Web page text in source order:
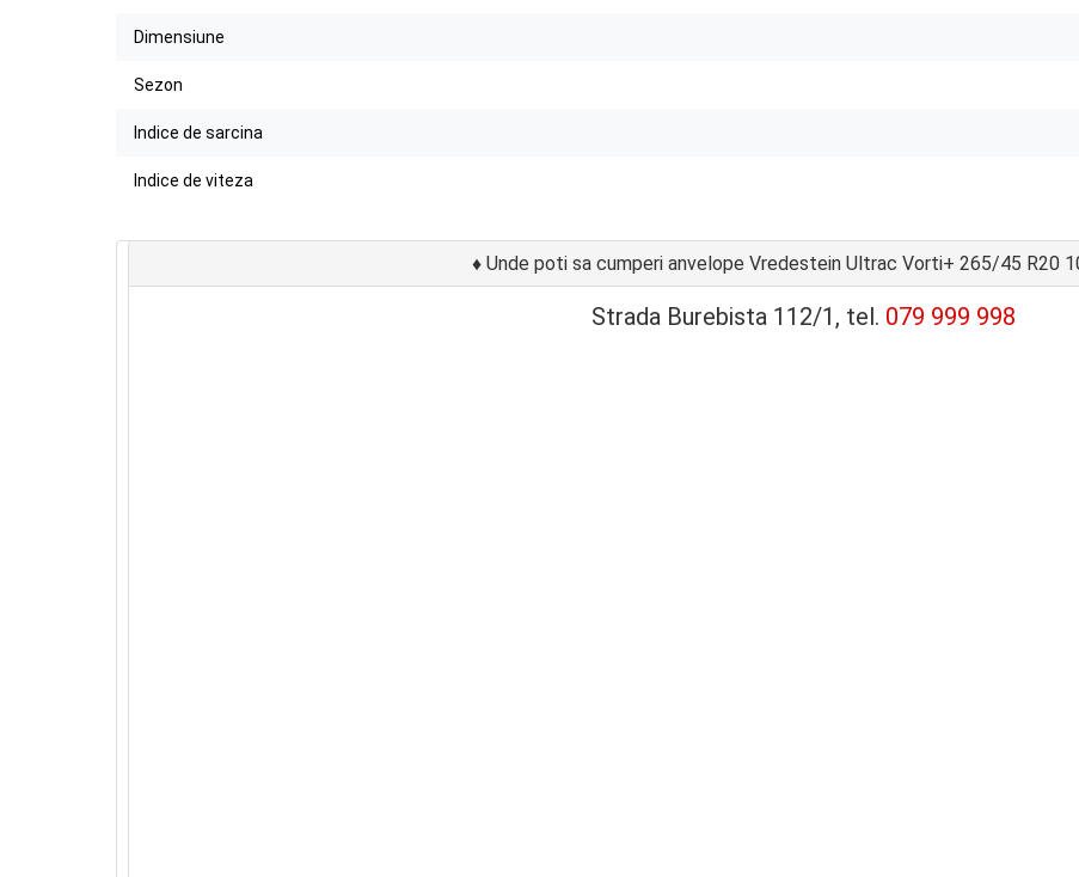
Dimensiune
Sezon
Indice de sarcina
Indice de viteza
♦Unde poti sa cumperi anvelope Vredestein Ultrac Vorti+ 265/45 R20
Strada Burebista 112/1, tel. 079 999 998